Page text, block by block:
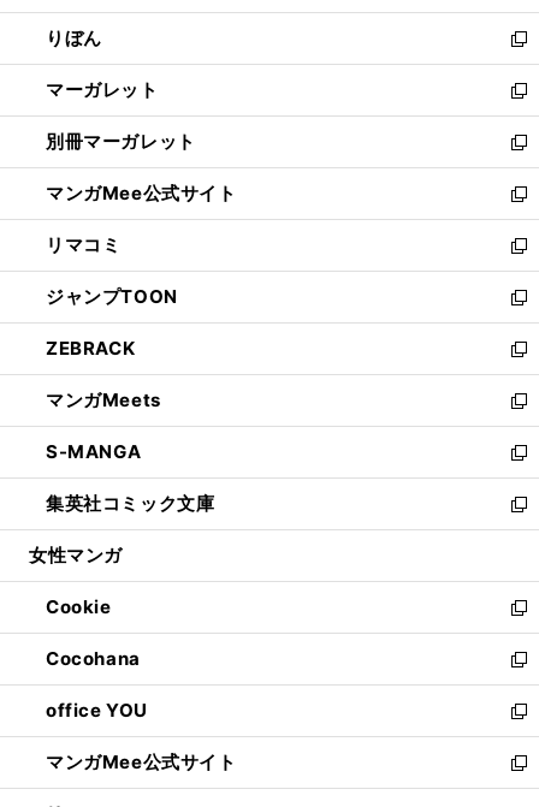
開
く
ウ
で
開
く
ン
ド
ウ
で
開
く
ウ
ィ
ン
ド
ウ
で
開
く
りぼん
新
し
い
ウ
ィ
ン
ド
ウ
で
開
く
マーガレット
新
し
い
ウ
ィ
ン
ド
ウ
で
開
く
別冊マーガレット
新
し
い
ウ
ィ
ン
ド
ウ
で
開
く
マンガMee公式サイト
新
し
い
ウ
ィ
ン
ド
ウ
で
開
く
リマコミ
新
し
い
ウ
ィ
ン
ド
ウ
で
開
く
ジャンプTOON
新
し
い
ウ
ィ
ン
ド
ウ
で
開
ZEBRACK
新
し
い
ウ
ィ
ン
ド
ウ
開
く
マンガMeets
新
し
い
ウ
ィ
ン
ウ
で
開
く
S-MANGA
新
し
い
ウ
ン
ド
ウ
で
開
く
集英社コミック文庫
新
し
ウ
ィ
ン
ド
ウ
で
開
く
女性マンガ
Cookie
新
し
い
ウ
ィ
ン
ド
ウ
Cocohana
新
し
い
ウ
ィ
ン
office YOU
新
し
い
ウ
マンガMee公式サイト
新
し